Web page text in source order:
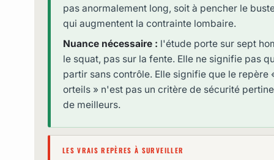
pas anormalement long, soit à pencher le
qui augmentent la contrainte lombaire.
Nuance nécessaire : l'étude porte sur sept
le squat, pas sur la fente. Elle ne signifie pas
partir sans contrôle. Elle signifie que le repère
orteils » n'est pas un critère de sécurité
de meilleurs.
LES VRAIS REPÈRES À SURVEILLER